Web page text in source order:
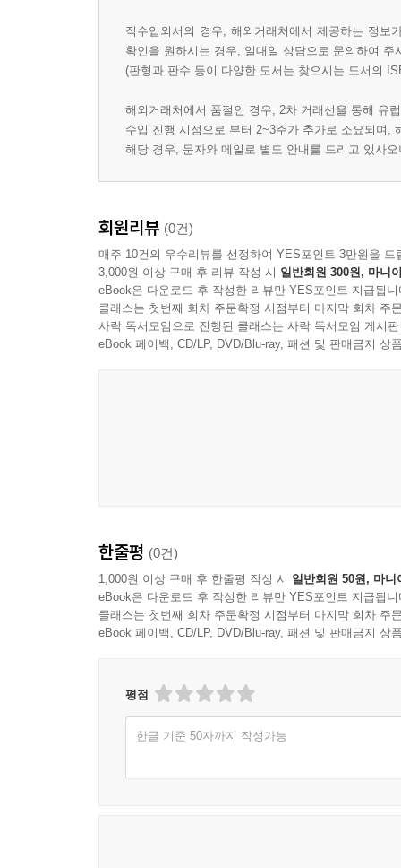
직수입외서의 경우, 해외거래처에서 제공하는 정
확인을 원하시는 경우, 일대일 상담으로 문의하여 주
(판형과 판수 등이 다양한 도서는 찾으시는 도서의
해외거래처에서 품절인 경우, 2차 거래선을 통해 유
수입 진행 시점으로 부터 2~3주가 추가로 소요되며,
해당 경우, 문자와 메일로 별도 안내를 드리고 있사
회원리뷰 (0건)
매주 10건의 우수리뷰를 선정하여 YES포인트 3만원을 드
3,000원 이상 구매 후 리뷰 작성 시 일반회원 300원, 마니
eBook은 다운로드 후 작성한 리뷰만 YES포인트 지급됩니
클래스는 첫번째 회차 주문확정 시점부터 마지막 회차 주
사락 독서모임으로 진행된 클래스는 사락 독서모임 게시
eBook 페이백, CD/LP, DVD/Blu-ray, 패션 및 판매금지 상
한줄평 (0건)
1,000원 이상 구매 후 한줄평 작성 시 일반회원 50원, 마니
eBook은 다운로드 후 작성한 리뷰만 YES포인트 지급됩니
클래스는 첫번째 회차 주문확정 시점부터 마지막 회차 주
eBook 페이백, CD/LP, DVD/Blu-ray, 패션 및 판매금지 상
평점
한글 기준 50자까지 작성가능